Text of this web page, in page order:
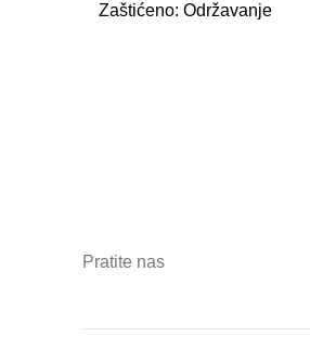
Zaštićeno: Održavanje
Pratite nas